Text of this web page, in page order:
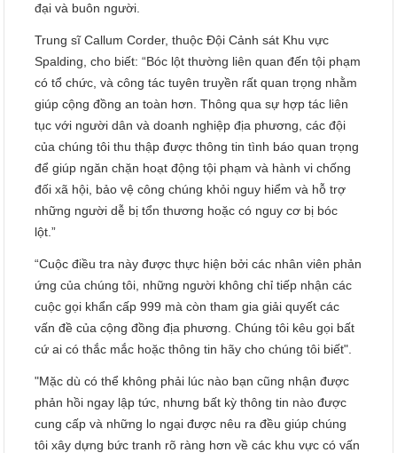
đại và buôn người.
Trung sĩ Callum Corder, thuộc Đội Cảnh sát Khu vực
Spalding, cho biết: “Bóc lột thường liên quan đến tội phạm
có tổ chức, và công tác tuyên truyền rất quan trọng nhằm
giúp cộng đồng an toàn hơn. Thông qua sự hợp tác liên
tục với người dân và doanh nghiệp địa phương, các đội
của chúng tôi thu thập được thông tin tình báo quan trọng
để giúp ngăn chặn hoạt động tội phạm và hành vi chống
đối xã hội, bảo vệ công chúng khỏi nguy hiểm và hỗ trợ
những người dễ bị tổn thương hoặc có nguy cơ bị bóc
lột.”
“Cuộc điều tra này được thực hiện bởi các nhân viên phản
ứng của chúng tôi, những người không chỉ tiếp nhận các
cuộc gọi khẩn cấp 999 mà còn tham gia giải quyết các
vấn đề của cộng đồng địa phương. Chúng tôi kêu gọi bất
cứ ai có thắc mắc hoặc thông tin hãy cho chúng tôi biết".
"Mặc dù có thể không phải lúc nào bạn cũng nhận được
phản hồi ngay lập tức, nhưng bất kỳ thông tin nào được
cung cấp và những lo ngại được nêu ra đều giúp chúng
tôi xây dựng bức tranh rõ ràng hơn về các khu vực có vấn